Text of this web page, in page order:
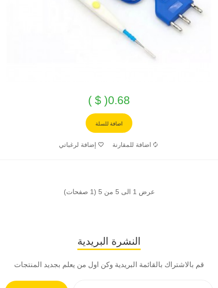
0.68( $ )
اضافة للسلة
اضافة للمقارنة إضافة لرغباتي
عرض 1 الى 5 من 5 (1 صفحات)
النشرة البريدية
قم بالاشتراك بالقائمة البريدية وكن اول من يعلم بجديد المنتجات